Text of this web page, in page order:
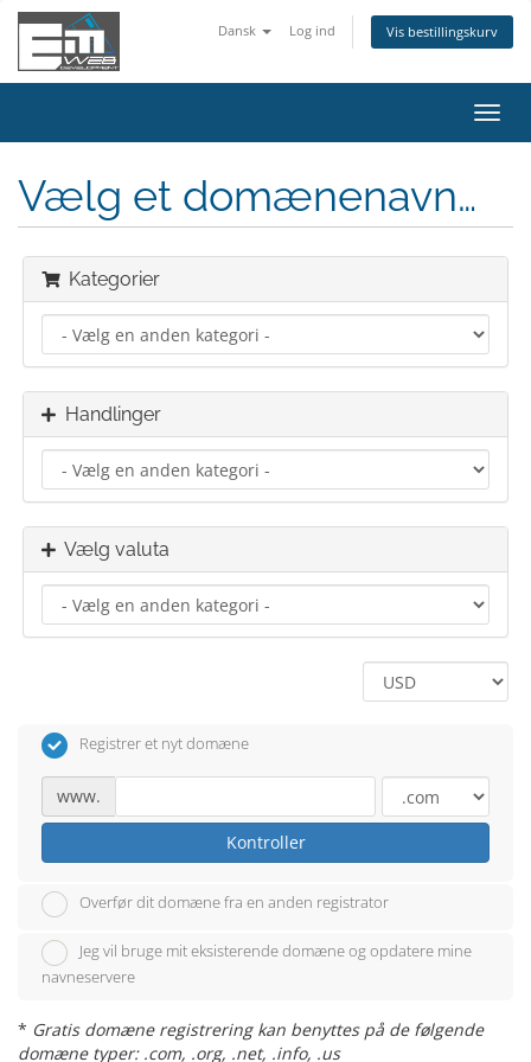
Dansk Log ind Vis bestillingskurv
Skift
Vælg et domænenavn…
Kategorier
Handlinger
Vælg valuta
Registrer et nyt domæne
www.
Kontroller
Overfør dit domæne fra en anden registrator
Jeg vil bruge mit eksisterende domæne og opdatere mine
navneservere
* Gratis domæne registrering kan benyttes på de følgende
domæne typer: .com, .org, .net, .info, .us